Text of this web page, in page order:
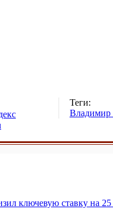
Теги:
Владимир
ключевую ставку на